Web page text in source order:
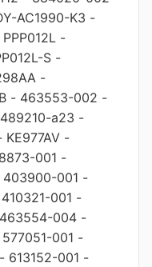
AC1990-K3 -
PPP012L -
S -
-
- 463553-002 -
489210-a23 -
KE977AV -
001 -
403900-001 -
410321-001 -
463554-004 -
577051-001 -
- 613152-001 -